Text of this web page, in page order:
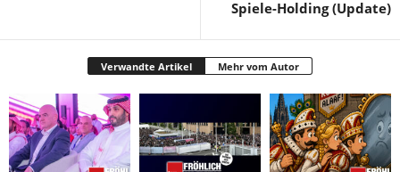
Spiele-Holding (Update)
Verwandte Artikel Mehr vom Autor